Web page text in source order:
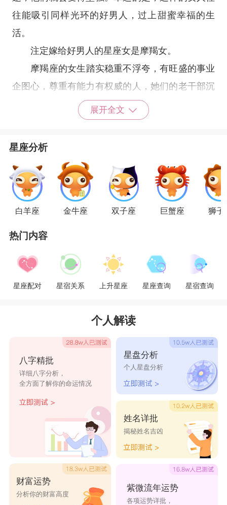
往能吸引同样光环的好男人，过上甜蜜幸福的生
活。
注定嫁给好男人的星座女是摩羯女。
摩羯座的女生踏实稳重不浮夸，有旺盛的事业
企图心，尊重有能力有权威的人，她们的老干部沉
稳气质总能在各种环境里惊艳好男人。感情里的
女孩谨慎务实，用认真负责的态度对待另一
半，努力付出，让喜欢的他过得很好，会实实在在
然也就成为了很多事业型好男人的左膀右臂，被他
们宠上天。
星座乐原创文章，转载需注明出处
展开全文
星座分析
白羊座 金牛座 双子座 巨蟹座 狮子
热门内容
星座配对 星宿关系 上升星座 星座查询 星宿查询
个人解读
八字精批
详细八字分析，
全方面了解你的命运情况
财富运势
分析你的财富高度
星盘分析
个人星盘分析
姓名详批
揭秘姓名吉凶
紫微流年运势
各项运势详批，